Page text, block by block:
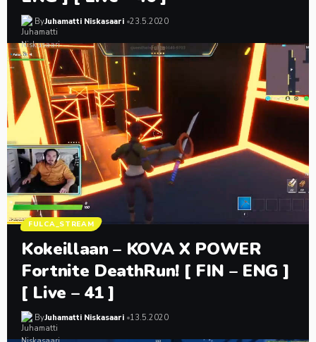
ByJuhamatti Niskasaari 23.5.2020
FULCA_STREAM
Kokeillaan – KOVA X POWER
Fortnite DeathRun! [ FIN – ENG ]
[ Live – 41 ]
ByJuhamatti Niskasaari 13.5.2020